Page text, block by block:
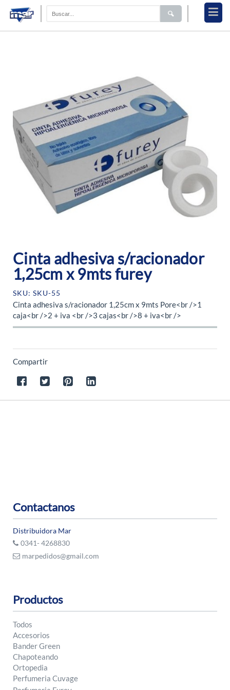
Cinta adhesiva s/racionador
1,25cm x 9mts furey
SKU: SKU-55
Cinta adhesiva s/racionador 1,25cm x 9mts Pore<br />1
caja<br />2 + iva <br />3 cajas<br />8 + iva<br />
Compartir
Contactanos
Distribuidora Mar
0341- 4268830
marpedidos@gmail.com
Productos
Todos
Accesorios
Bander Green
Chapoteando
Ortopedia
Perfumeria Cuvage